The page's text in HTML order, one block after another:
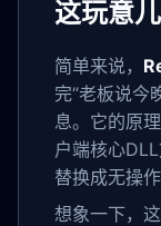
这玩意
简单来说，
完“老板说今
息。它的原
户端核心
替换成无操作
想象一下，